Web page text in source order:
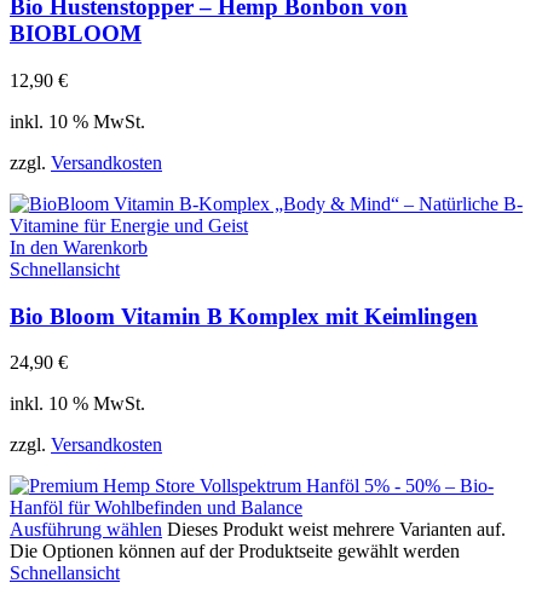
Bio Hustenstopper – Hemp Bonbon von
BIOBLOOM
12,90 €
inkl. 10 % MwSt.
zzgl. Versandkosten
In den Warenkorb
Schnellansicht
Bio Bloom Vitamin B Komplex mit Keimlingen
24,90 €
inkl. 10 % MwSt.
zzgl. Versandkosten
Ausführung wählen Dieses Produkt weist mehrere Varianten auf.
Die Optionen können auf der Produktseite gewählt werden
Schnellansicht